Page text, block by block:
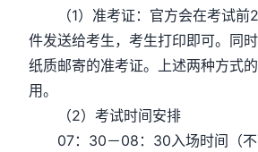
（1）准考证：官方会在考试前
件发送给考生，考生打印即可。同
纸质邮寄的准考证。上述两种方式
用。
（2）考试时间安排
07：30－08：30入场时间（不